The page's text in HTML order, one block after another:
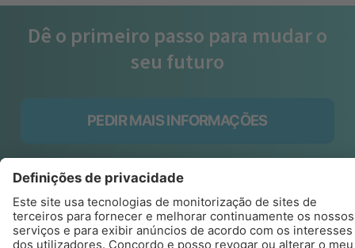
Dê o primeiro passo para mudar o
seu futuro
PEDIR MAIS INFORMAÇÕES